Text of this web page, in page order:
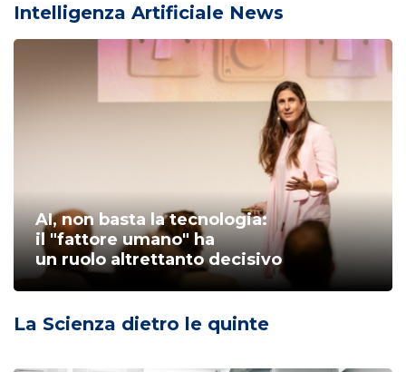
Intelligenza Artificiale News
AI, non basta la tecnologia:
il "fattore umano" ha
un ruolo altrettanto decisivo
La Scienza dietro le quinte